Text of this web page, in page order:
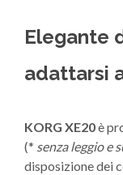
Elegante
adattarsi
KORG XE20è
(* senza leggio e
disposizione dei